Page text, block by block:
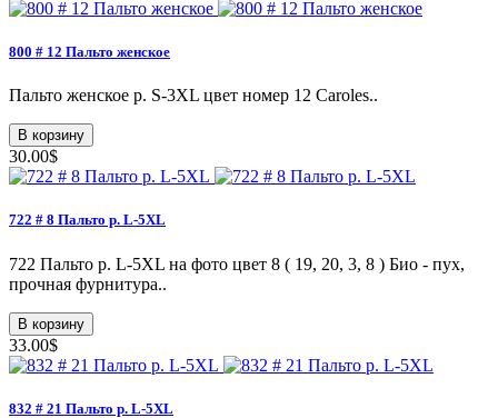
800 # 12 Пальто женское
Пальто женское p. S-3XL цвет номер 12 Caroles..
В корзину
30.00$
722 # 8 Пальто p. L-5XL
722 Пальто p. L-5XL на фото цвет 8 ( 19, 20, 3, 8 ) Био - пух,
прочная фурнитура..
В корзину
33.00$
832 # 21 Пальто р. L-5XL